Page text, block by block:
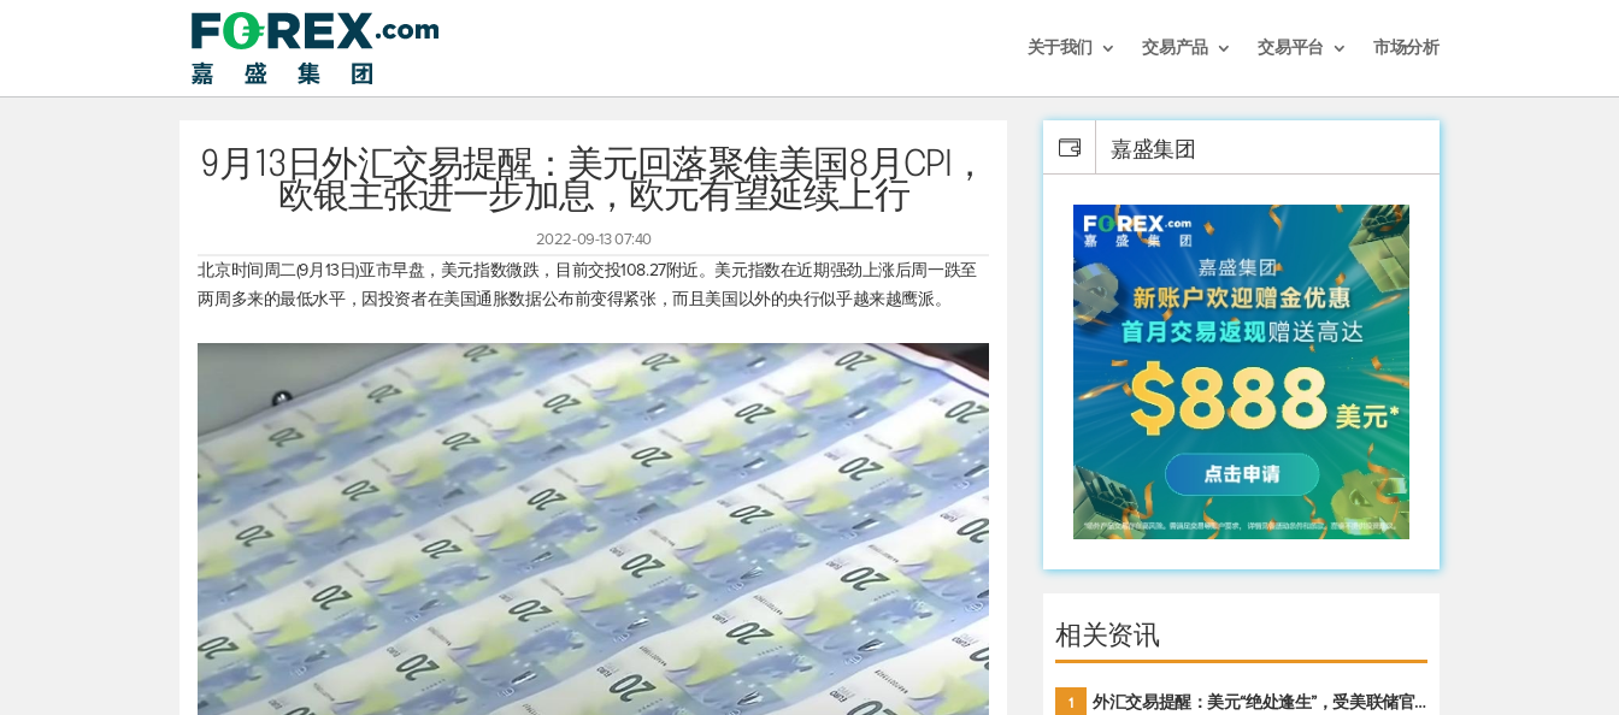
关于我们 交易产品 交易平台 市场分析
9月13日外汇交易提醒：美元回落聚焦美国8月CPI，
欧银主张进一步加息，欧元有望延续上行
2022-09-13 07:40
北京时间周二(9月13日)亚市早盘， 美元指数微跌，目前交投108.27附近。 美元指数在近期强劲上涨后周一跌至
两周多来的最低水平，因投资者在美国通胀数据公布前变得紧张，而且美国以外的央行似乎越来越鹰派。
嘉盛集团
相关资讯
1 外汇交易提醒：美元“绝处逢生”，受美联储官员鹰派讲话支撑